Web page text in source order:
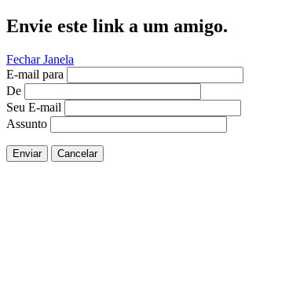
Envie este link a um amigo.
Fechar Janela
E-mail para
De
Seu E-mail
Assunto
Enviar Cancelar